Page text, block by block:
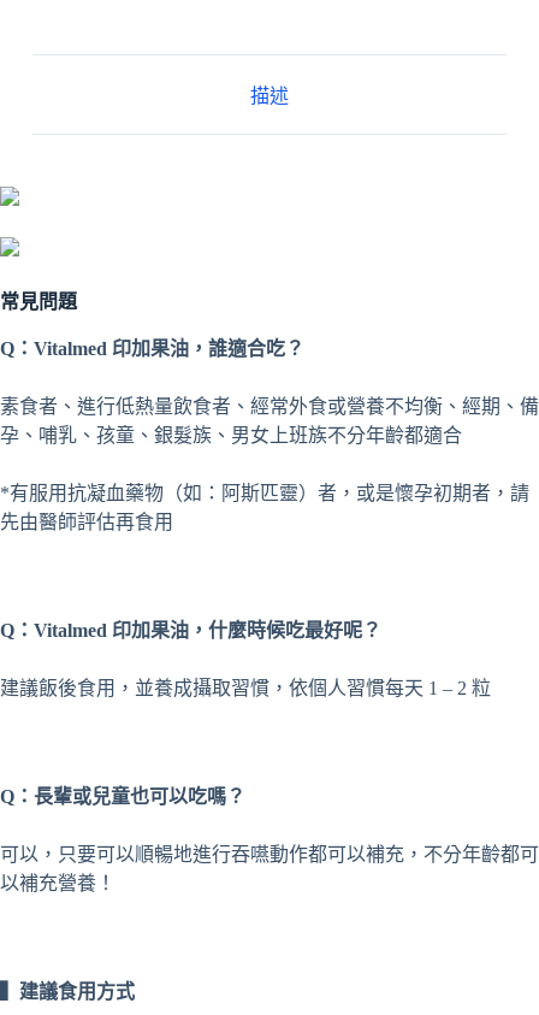
描述
常見問題
Q：Vitalmed 印加果油，誰適合吃？
素食者、進行低熱量飲食者、經常外食或營養不均衡、經期、備
孕、哺乳、孩童、銀髮族、男女上班族不分年齡都適合
*有服用抗凝血藥物（如：阿斯匹靈）者，或是懷孕初期者，請
先由醫師評估再食用
Q：Vitalmed 印加果油，什麼時候吃最好呢？
建議飯後食用，並養成攝取習慣，依個人習慣每天 1 – 2 粒
Q：長輩或兒童也可以吃嗎？
可以，只要可以順暢地進行吞嚥動作都可以補充，不分年齡都可
以補充營養！
▍建議食用方式